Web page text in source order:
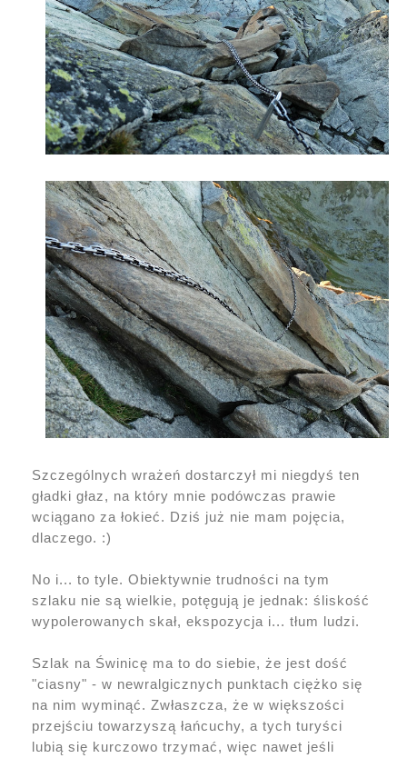
Szczególnych wrażeń dostarczył mi niegdyś ten
gładki głaz, na który mnie podówczas prawie
wciągano za łokieć. Dziś już nie mam pojęcia,
dlaczego. :)
No i... to tyle. Obiektywnie trudności na tym
szlaku nie są wielkie, potęgują je jednak: śliskość
wypolerowanych skał, ekspozycja i... tłum ludzi.
Szlak na Świnicę ma to do siebie, że jest dość
"ciasny" - w newralgicznych punktach ciężko się
na nim wyminąć. Zwłaszcza, że w większości
przejściu towarzyszą łańcuchy, a tych turyści
lubią się kurczowo trzymać, więc nawet jeśli